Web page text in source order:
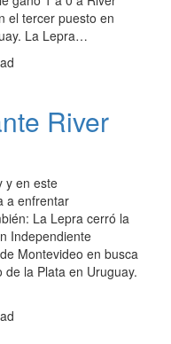
el tercer puesto en
La Lepra…
River
y en este
a enfrentar
La Lepra cerró la
Independiente
Montevideo en busca
la Plata en Uruguay.